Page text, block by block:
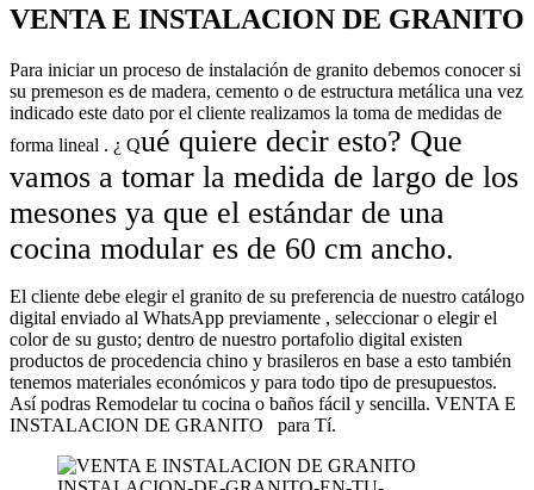
VENTA E INSTALACION DE GRANITO
Para iniciar un proceso de instalación de granito debemos conocer si
su premeson es de madera, cemento o de estructura metálica una vez
indicado este dato por el cliente realizamos la toma de medidas de
forma lineal . ¿ Qué quiere decir esto? Que
vamos a tomar la medida de largo de los
mesones ya que el estándar de una
cocina modular es de 60 cm ancho.
El cliente debe elegir el granito de su preferencia de nuestro catálogo
digital enviado al WhatsApp previamente , seleccionar o elegir el
color de su gusto; dentro de nuestro portafolio digital existen
productos de procedencia chino y brasileros en base a esto también
tenemos materiales económicos y para todo tipo de presupuestos.
Así podras Remodelar tu cocina o baños fácil y sencilla. VENTA E
INSTALACION DE GRANITO para Tí.